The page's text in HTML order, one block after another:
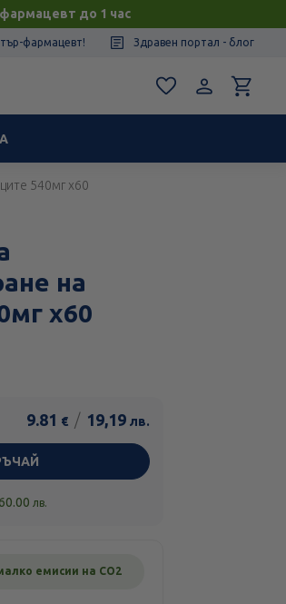
до 1 час
фармацевт! Здравен портал - блог
540мг х60
на
х60
9.81 € / 19,19 лв.
60.00 лв.
емисии на CO2